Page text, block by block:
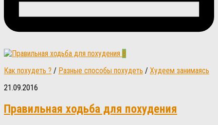
8
Как похудеть ? / Разные способы похудеть / Худеем занимаясь
21.09.2016
Правильная ходьба для похудения